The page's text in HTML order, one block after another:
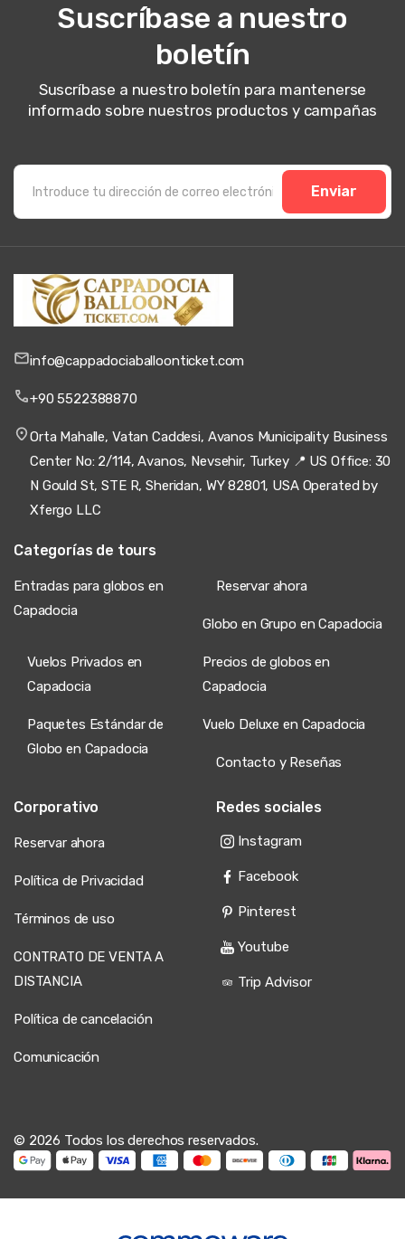
Suscríbase a nuestro
boletín
Suscríbase a nuestro boletín para mantenerse
informado sobre nuestros productos y campañas
Enviar
info@cappadociaballoonticket.com
+90 5522388870
Orta Mahalle, Vatan Caddesi, Avanos Municipality Business
Center No: 2/114, Avanos, Nevsehir, Turkey 📍 US Office: 30
N Gould St, STE R, Sheridan, WY 82801, USA Operated by
Xfergo LLC
Categorías de tours
Entradas para globos en
Capadocia
Reservar ahora
Globo en Grupo en Capadocia
Vuelos Privados en
Capadocia
Precios de globos en
Capadocia
Paquetes Estándar de
Globo en Capadocia
Vuelo Deluxe en Capadocia
Contacto y Reseñas
Corporativo
Reservar ahora
Política de Privacidad
Términos de uso
CONTRATO DE VENTA A
DISTANCIA
Política de cancelación
Comunicación
Redes sociales
Instagram
Facebook
Pinterest
Youtube
Trip Advisor
© 2026 Todos los derechos reservados.